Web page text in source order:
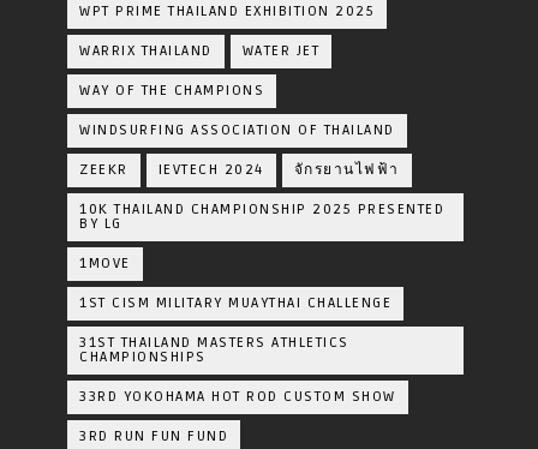
WPT PRIME THAILAND EXHIBITION 2025
WARRIX THAILAND WATER JET
WAY OF THE CHAMPIONS
WINDSURFING ASSOCIATION OF THAILAND
ZEEKR IEVTECH 2024 จักรยานไฟฟ้า
10K THAILAND CHAMPIONSHIP 2025 PRESENTED
BY LG
1MOVE
1ST CISM MILITARY MUAYTHAI CHALLENGE
31ST THAILAND MASTERS ATHLETICS
CHAMPIONSHIPS
33RD YOKOHAMA HOT ROD CUSTOM SHOW
3RD RUN FUN FUND